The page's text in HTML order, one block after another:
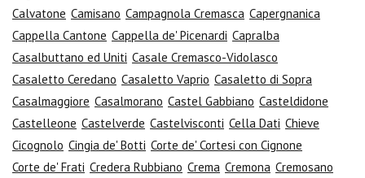
Calvatone Camisano Campagnola Cremasca Capergnanica
Cappella Cantone Cappella de' Picenardi Capralba
Casalbuttano ed Uniti Casale Cremasco-Vidolasco
Casaletto Ceredano Casaletto Vaprio Casaletto di Sopra
Casalmaggiore Casalmorano Castel Gabbiano Casteldidone
Castelleone Castelverde Castelvisconti Cella Dati Chieve
Cicognolo Cingia de' Botti Corte de' Cortesi con Cignone
Corte de' Frati Credera Rubbiano Crema Cremona Cremosano